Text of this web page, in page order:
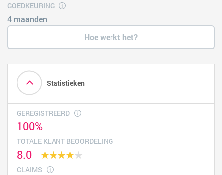
GOEDKEURING
4 maanden
Hoe werkt het?
Statistieken
GEREGISTREERD
100%
TOTALE KLANT BEOORDELING
8.0
CLAIMS